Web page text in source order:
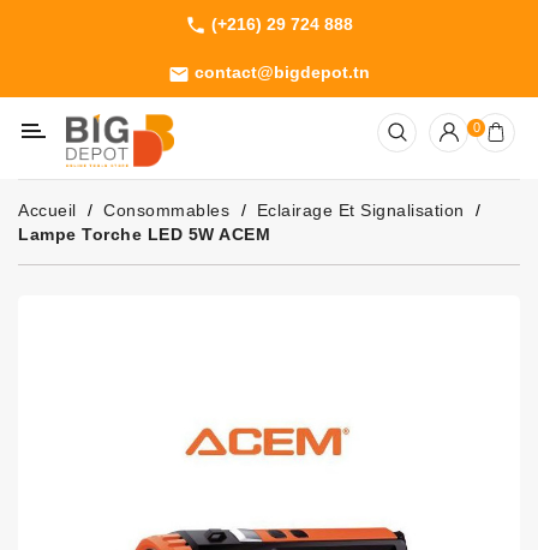
phone (+216) 29 724 888
email contact@bigdepot.tn
Machines
Outillage
Jardinage
Consommables
0
Accueil Consommables
Eclairage Et Signalisation
Lampe Torche LED 5W ACEM